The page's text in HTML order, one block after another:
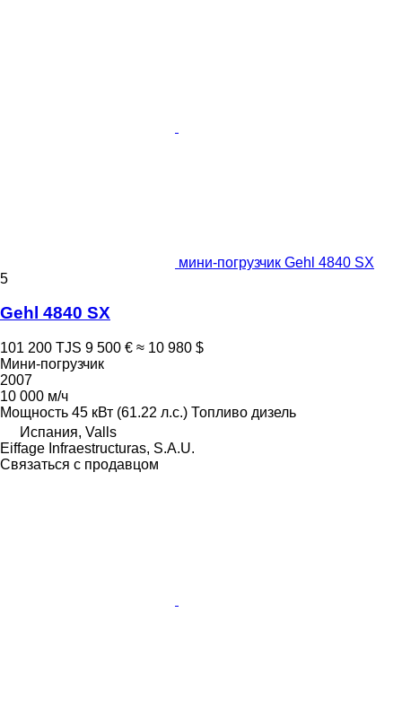
мини-погрузчик Gehl 4840 SX
5
Gehl 4840 SX
101 200 TJS 9 500 € ≈ 10 980 $
Мини-погрузчик
2007
10 000 м/ч
Мощность 45 кВт (61.22 л.с.) Топливо дизель
Испания, Valls
Eiffage Infraestructuras, S.A.U.
Связаться с продавцом